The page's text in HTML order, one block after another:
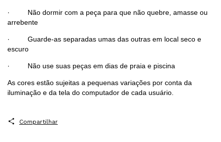
· Não dormir com a peça para que não quebre, amasse ou
arrebente
· Guarde-as separadas umas das outras em local seco e
escuro
· Não use suas peças em dias de praia e piscina
As cores estão sujeitas a pequenas variações por conta da
iluminação e da tela do computador de cada usuário.
Compartilhar